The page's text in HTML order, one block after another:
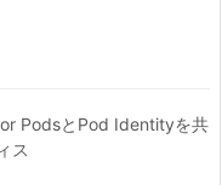
PodsとPod Identityを共
ス